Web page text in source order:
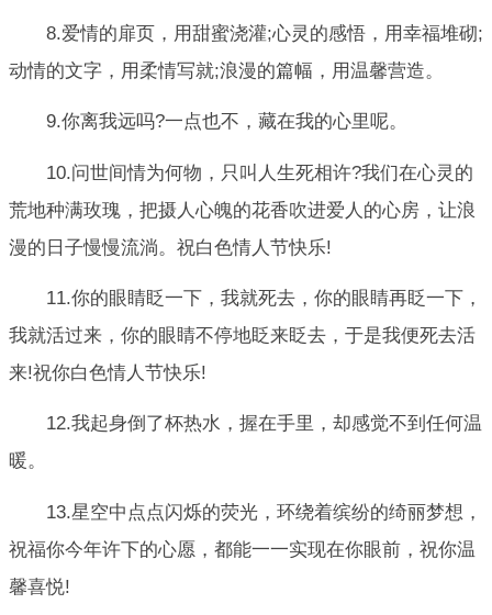
8.爱情的扉页，用甜蜜浇灌;心灵的感悟，用幸福堆砌;
动情的文字，用柔情写就;浪漫的篇幅，用温馨营造。
9.你离我远吗?一点也不，藏在我的心里呢。
10.问世间情为何物，只叫人生死相许?我们在心灵的
荒地种满玫瑰，把摄人心魄的花香吹进爱人的心房，让浪
漫的日子慢慢流淌。祝白色情人节快乐!
11.你的眼睛眨一下，我就死去，你的眼睛再眨一下，
我就活过来，你的眼睛不停地眨来眨去，于是我便死去活
来!祝你白色情人节快乐!
12.我起身倒了杯热水，握在手里，却感觉不到任何温
暖。
13.星空中点点闪烁的荧光，环绕着缤纷的绮丽梦想，
祝福你今年许下的心愿，都能一一实现在你眼前，祝你温
馨喜悦!